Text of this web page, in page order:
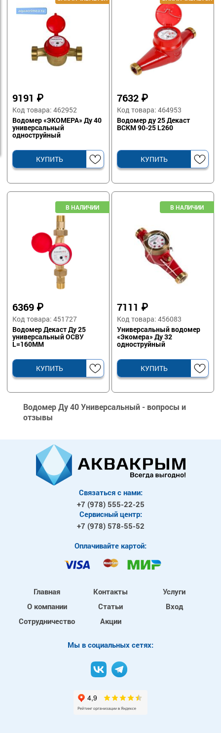
9191 ₽
Код товара: 462952
Водомер «ЭКОМЕРА» Ду 40
универсальный
одноструйный
КУПИТЬ
7632 ₽
Код товара: 464953
Водомер ду 25 Декаст
ВСКМ 90-25 L260
КУПИТЬ
6369 ₽
Код товара: 451727
Водомер Декаст Ду 25
универсальный ОСВУ
L=160ММ
КУПИТЬ
7111 ₽
Код товара: 456083
Универсальный водомер
«Экомера» Ду 32
одноструйный
КУПИТЬ
Водомер Ду 40 Универсальный - вопросы и
отзывы
Связаться с нами:
+7 (978) 555-22-25
Сервисный центр:
+7 (978) 578-55-52
Оплачивайте картой:
Главная
О компании
Сотрудничество
Контакты
Статьи
Акции
Услуги
Вход
Mы в социальных сетях: